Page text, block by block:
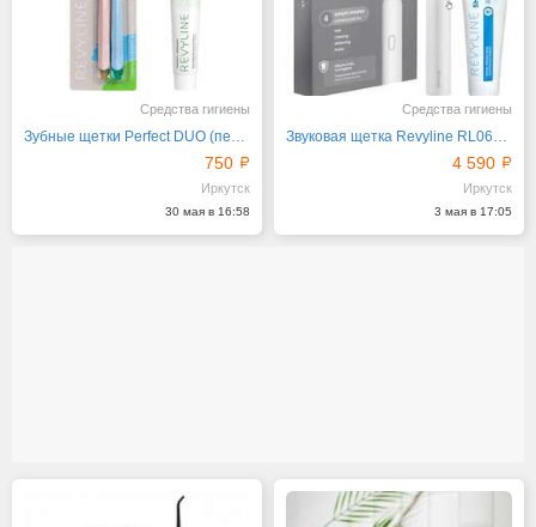
Средства гигиены
Зубные щетки Perfect DUO (персиковая и голубая)
750
Иркутск
30 мая в 16:58
Средства гигиены
Звуковая щетка Revyline RL060 White
4 590
Иркутск
3 мая в 17:05